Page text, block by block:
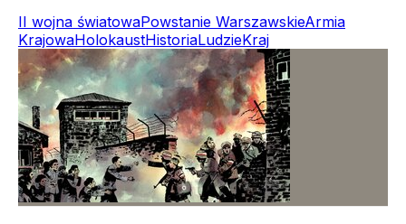
II wojna światowaPowstanie WarszawskieArmia
KrajowaHolokaustHistoriaLudzieKraj